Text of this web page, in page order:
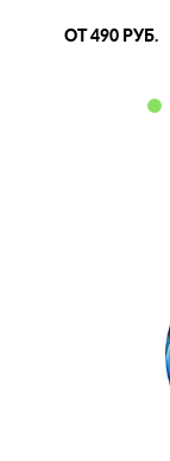
ОТ 490 РУБ.